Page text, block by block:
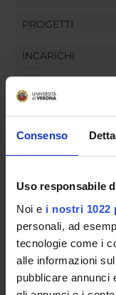
Consenso
Uso responsabile
Noi e i nostri 1022
personali, ad
tecnologie come i
alle informazioni
pubblicare annunci
PROGETTI
INCARICHI
COMMISSIONI
UFFICI E
SERVIZI DI